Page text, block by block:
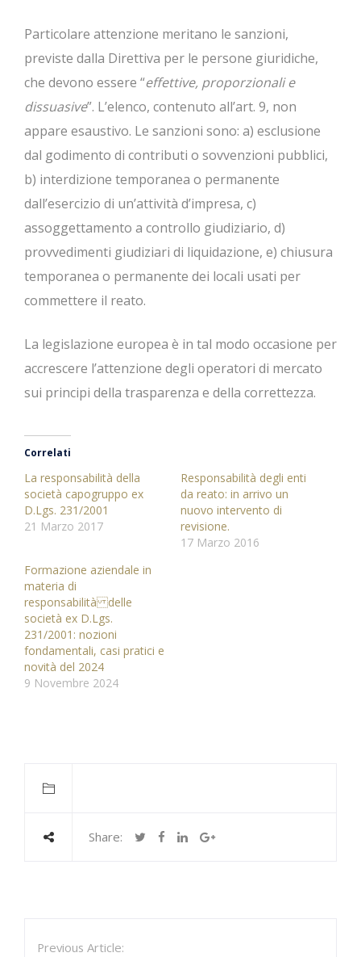
Particolare attenzione meritano le sanzioni,
previste dalla Direttiva per le persone giuridiche,
che devono essere “effettive, proporzionali e
dissuasive”. L’elenco, contenuto all’art. 9, non
appare esaustivo. Le sanzioni sono: a) esclusione
dal godimento di contributi o sovvenzioni pubblici,
b) interdizione temporanea o permanente
dall’esercizio di un’attività d’impresa, c)
assoggettamento a controllo giudiziario, d)
provvedimenti giudiziari di liquidazione, e) chiusura
temporanea o permanente dei locali usati per
commettere il reato.
La legislazione europea è in tal modo occasione per
accrescere l’attenzione degli operatori di mercato
sui principi della trasparenza e della correttezza.
Correlati
La responsabilità della
società capogruppo ex
D.Lgs. 231/2001
21 Marzo 2017
Responsabilità degli enti
da reato: in arrivo un
nuovo intervento di
revisione.
17 Marzo 2016
Formazione aziendale in
materia di
responsabilità delle
società ex D.Lgs.
231/2001: nozioni
fondamentali, casi pratici e
novità del 2024
9 Novembre 2024
Share:
Previous Article: